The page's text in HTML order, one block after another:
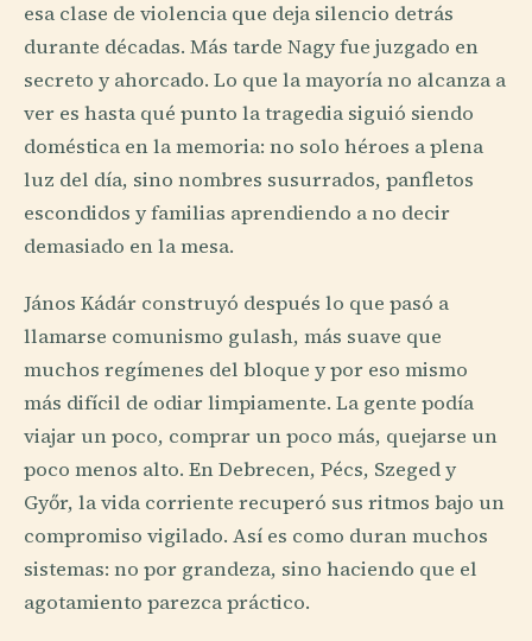
esa clase de violencia que deja silencio detrás
durante décadas. Más tarde Nagy fue juzgado en
secreto y ahorcado. Lo que la mayoría no alcanza a
ver es hasta qué punto la tragedia siguió siendo
doméstica en la memoria: no solo héroes a plena
luz del día, sino nombres susurrados, panfletos
escondidos y familias aprendiendo a no decir
demasiado en la mesa.
János Kádár construyó después lo que pasó a
llamarse comunismo gulash, más suave que
muchos regímenes del bloque y por eso mismo
más difícil de odiar limpiamente. La gente podía
viajar un poco, comprar un poco más, quejarse un
poco menos alto. En Debrecen, Pécs, Szeged y
Győr, la vida corriente recuperó sus ritmos bajo un
compromiso vigilado. Así es como duran muchos
sistemas: no por grandeza, sino haciendo que el
agotamiento parezca práctico.